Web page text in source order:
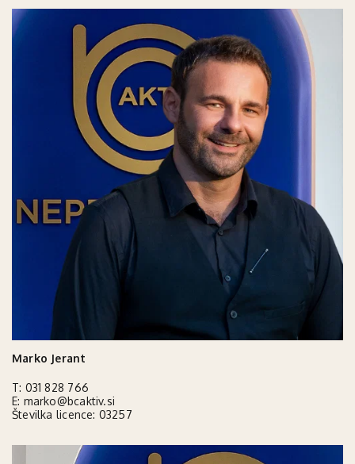
Marko Jerant
T: 031 828 766
E: marko@bcaktiv.si
Številka licence: 03257